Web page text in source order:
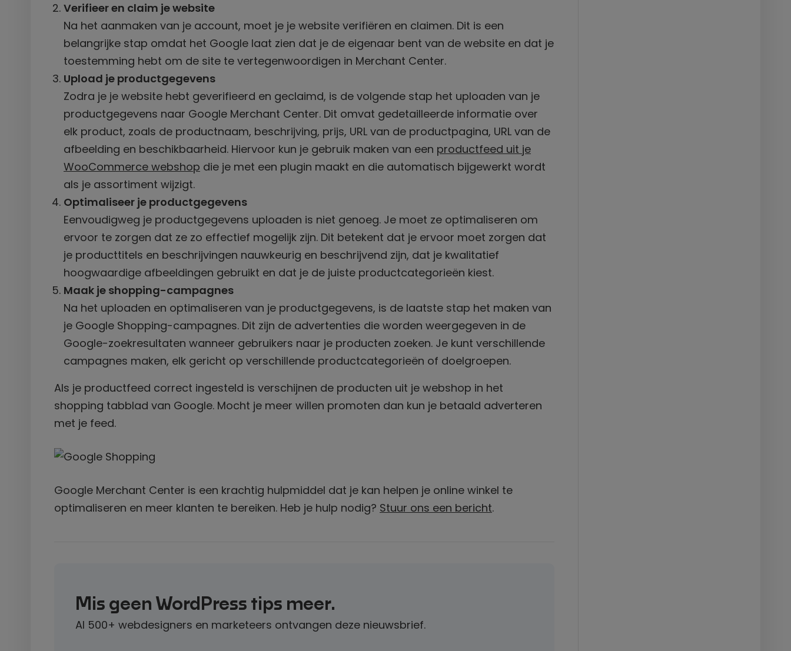
Verifieer en claim je website
Na het aanmaken van je account, moet je je website verifiëren en claimen. Dit is een
belangrijke stap omdat het Google laat zien dat je de eigenaar bent van de website en dat je
toestemming hebt om de site te vertegenwoordigen in Merchant Center.
Upload je productgegevens
Zodra je je website hebt geverifieerd en geclaimd, is de volgende stap het uploaden van je
productgegevens naar Google Merchant Center. Dit omvat gedetailleerde informatie over
elk product, zoals de productnaam, beschrijving, prijs, URL van de productpagina, URL van de
afbeelding en beschikbaarheid. Hiervoor kun je gebruik maken van een productfeed uit je
WooCommerce webshop die je met een plugin maakt en die automatisch bijgewerkt wordt
als je assortiment wijzigt.
Optimaliseer je productgegevens
Eenvoudigweg je productgegevens uploaden is niet genoeg. Je moet ze optimaliseren om
ervoor te zorgen dat ze zo effectief mogelijk zijn. Dit betekent dat je ervoor moet zorgen dat
je producttitels en beschrijvingen nauwkeurig en beschrijvend zijn, dat je kwalitatief
hoogwaardige afbeeldingen gebruikt en dat je de juiste productcategorieën kiest.
Maak je shopping-campagnes
Na het uploaden en optimaliseren van je productgegevens, is de laatste stap het maken van
je Google Shopping-campagnes. Dit zijn de advertenties die worden weergegeven in de
Google-zoekresultaten wanneer gebruikers naar je producten zoeken. Je kunt verschillende
campagnes maken, elk gericht op verschillende productcategorieën of doelgroepen.
Als je productfeed correct ingesteld is verschijnen de producten uit je webshop in het
shopping tabblad van Google. Mocht je meer willen promoten dan kun je betaald adverteren
met je feed.
Google Merchant Center is een krachtig hulpmiddel dat je kan helpen je online winkel te
optimaliseren en meer klanten te bereiken. Heb je hulp nodig? Stuur ons een bericht.
Mis geen WordPress tips meer.
Al 500+ webdesigners en marketeers ontvangen deze nieuwsbrief.